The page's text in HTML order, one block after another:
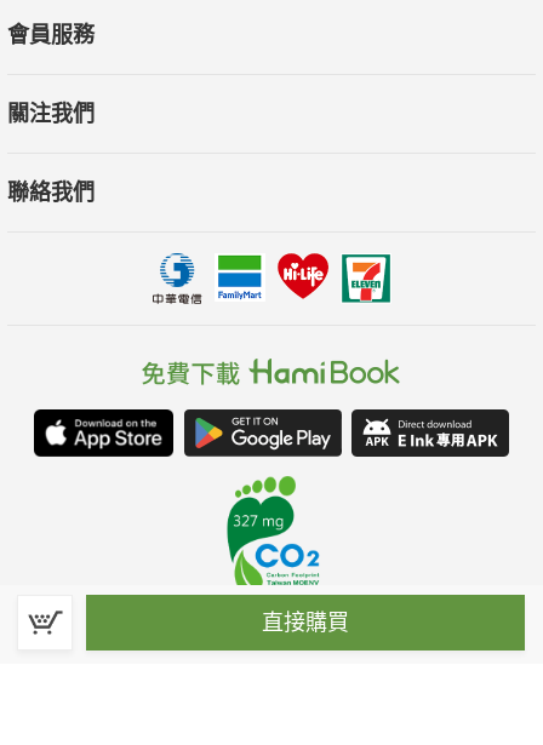
直接購買
會員服務
關注我們
聯絡我們